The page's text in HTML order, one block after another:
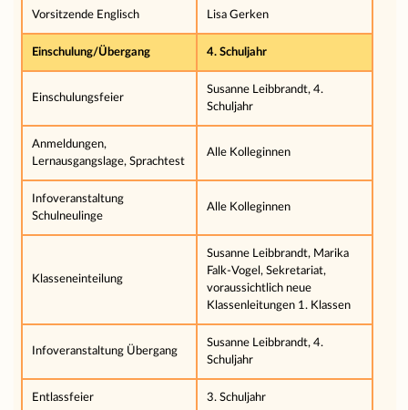
Vorsitzende Englisch Lisa Gerken
Einschulung/Übergang 4. Schuljahr
Einschulungsfeier
Susanne Leibbrandt, 4.
Schuljahr
Anmeldungen,
Lernausgangslage, Sprachtest
Alle Kolleginnen
Infoveranstaltung
Schulneulinge
Alle Kolleginnen
Klasseneinteilung
Susanne Leibbrandt, Marika
Falk-Vogel, Sekretariat,
voraussichtlich neue
Klassenleitungen 1. Klassen
Infoveranstaltung Übergang
Susanne Leibbrandt, 4.
Schuljahr
Entlassfeier 3. Schuljahr